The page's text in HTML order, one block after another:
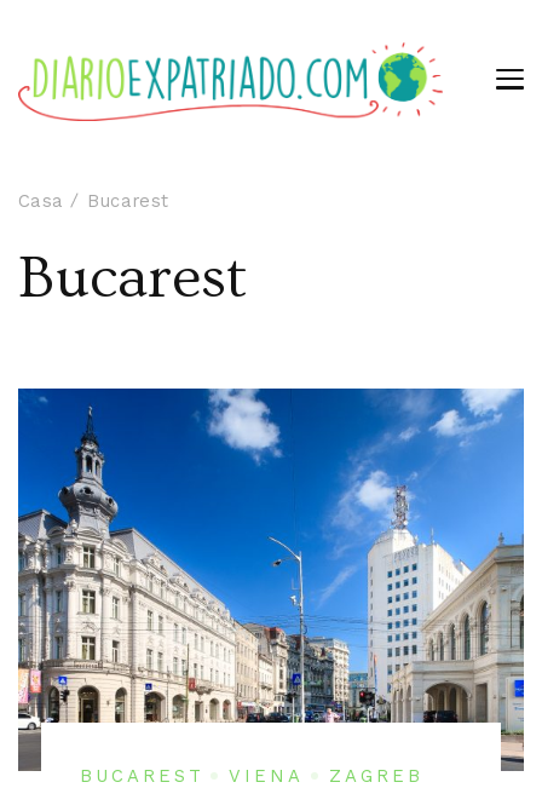
Casa Bucarest
Bucarest
BUCAREST VIENA ZAGREB